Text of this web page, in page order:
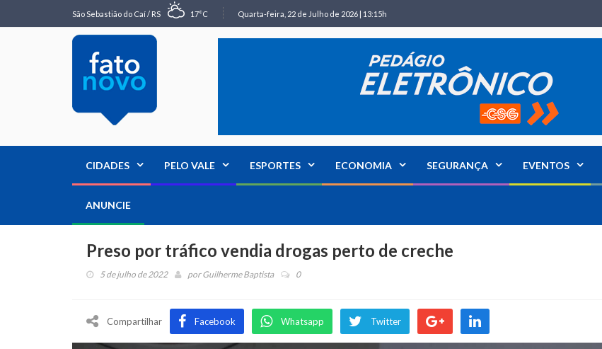
São Sebastião do Caí / RS 17°C Quarta-feira, 22 de Julho de 2026 | 13:15h
CIDADES PELO VALE ESPORTES ECONOMIA SEGURANÇA EVENTOS
ANUNCIE
Preso por tráfico vendia drogas perto de creche
5 de julho de 2022 porGuilherme Baptista 0
Compartilhar Facebook Whatsapp Twitter